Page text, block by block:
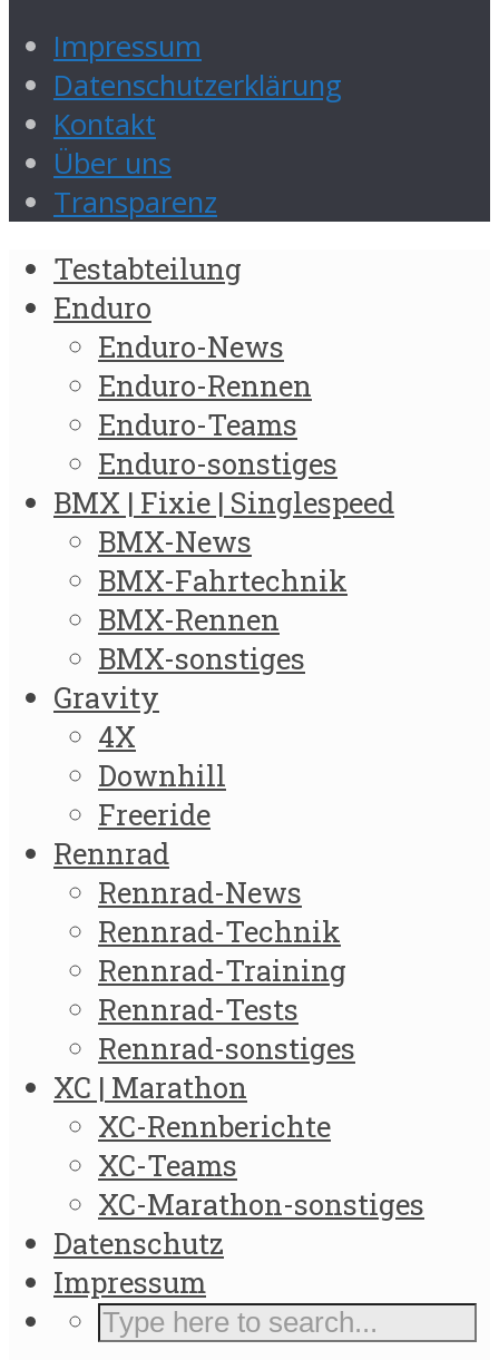
Impressum
Datenschutzerklärung
Kontakt
Über uns
Transparenz
Testabteilung
Enduro
Enduro-News
Enduro-Rennen
Enduro-Teams
Enduro-sonstiges
BMX | Fixie | Singlespeed
BMX-News
BMX-Fahrtechnik
BMX-Rennen
BMX-sonstiges
Gravity
4X
Downhill
Freeride
Rennrad
Rennrad-News
Rennrad-Technik
Rennrad-Training
Rennrad-Tests
Rennrad-sonstiges
XC | Marathon
XC-Rennberichte
XC-Teams
XC-Marathon-sonstiges
Datenschutz
Impressum